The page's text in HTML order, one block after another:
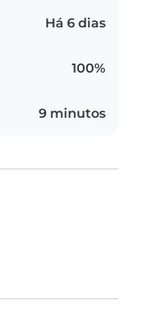
Há 6 dias
100%
9 minutos